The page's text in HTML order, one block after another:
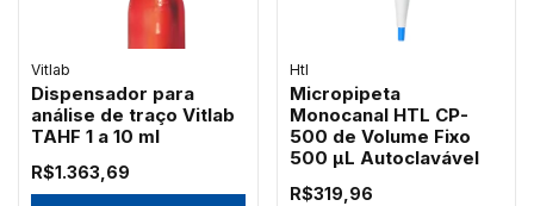
Vitlab
Dispensador para
análise de traço Vitlab
TAHF 1 a 10 ml
R$1.363,69
Htl
Micropipeta
Monocanal HTL CP-
500 de Volume Fixo
500 µL Autoclavável
R$319,96